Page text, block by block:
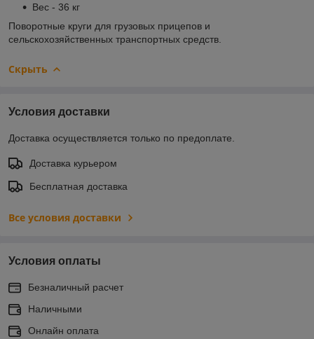
Вес - 36 кг
Поворотные круги для грузовых прицепов и
сельскохозяйственных транспортных средств.
Скрыть
Условия доставки
Доставка осуществляется только по предоплате.
Доставка курьером
Бесплатная доставка
Все условия доставки
Условия оплаты
Безналичный расчет
Наличными
Онлайн оплата